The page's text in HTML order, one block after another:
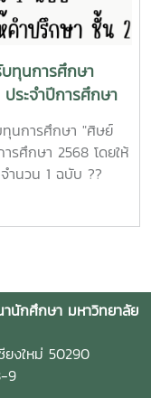
ทุนการศึกษา
ระจำปีการศึกษา
ทุนการศึกษา "ศิษย์
ารศึกษา 2568 โดยให้
ำนวน 1 ฉบับ ??
นด้านหลัง) ตั้งแต่วัน
นักศึกษา มหาวิทยาลัย
ยงใหม่ 50290
9